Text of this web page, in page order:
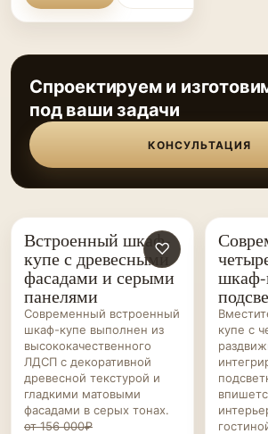
Спроектируем и
под ваши задачи
КОНСУЛЬТАЦИЯ
ШКАФЫ-
КУПЕ НА ЗАКАЗ
♡
Встроенный шкаф-
купе с древесными
фасадами и серыми
панелями
Современный встроенный
шкаф-купе выполнен из
высококачественного
ЛДСП с декоративной
древесной текстурой и
гладкими матовыми
фасадами в серых тонах.
от 156 000₽
КУПЕ
шкаф-
купе с